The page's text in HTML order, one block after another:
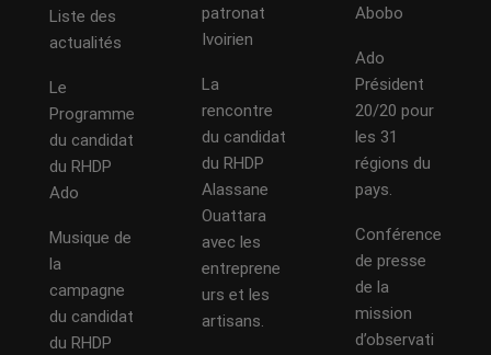
Liste des
actualités
Le
Programme
du candidat
du RHDP
Ado
Musique de
la
campagne
du candidat
du RHDP
patronat
Ivoirien
La
rencontre
du candidat
du RHDP
Alassane
Ouattara
avec les
entreprene
urs et les
artisans.
Abobo
Ado
Président
20/20 pour
les 31
régions du
pays.
Conférence
de presse
de la
mission
d’observati